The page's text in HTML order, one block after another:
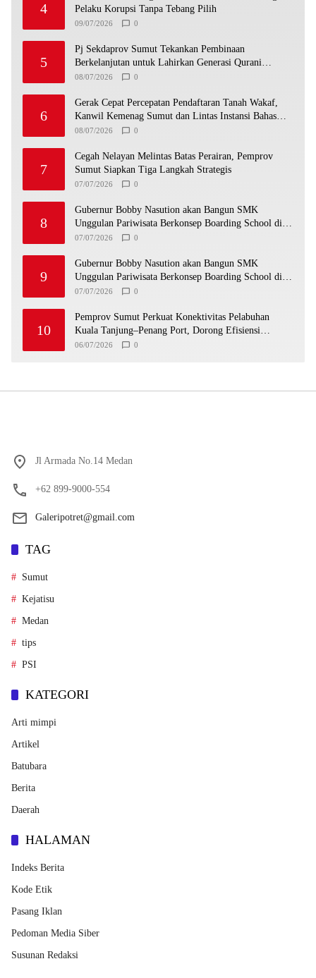
4
Pelaku Korupsi Tanpa Tebang Pilih
09/07/2026 0
5
Pj Sekdaprov Sumut Tekankan Pembinaan
Berkelanjutan untuk Lahirkan Generasi Qurani
Berkarakter
08/07/2026 0
6
Gerak Cepat Percepatan Pendaftaran Tanah Wakaf,
Kanwil Kemenag Sumut dan Lintas Instansi Bahas
Draf MoU
08/07/2026 0
7
Cegah Nelayan Melintas Batas Perairan, Pemprov
Sumut Siapkan Tiga Langkah Strategis
07/07/2026 0
8
Gubernur Bobby Nasution akan Bangun SMK
Unggulan Pariwisata Berkonsep Boarding School di
Samosir
07/07/2026 0
9
Gubernur Bobby Nasution akan Bangun SMK
Unggulan Pariwisata Berkonsep Boarding School di
Samosir
07/07/2026 0
10
Pemprov Sumut Perkuat Konektivitas Pelabuhan
Kuala Tanjung–Penang Port, Dorong Efisiensi
Logistik dan Daya Saing Ekonomi
06/07/2026 0
Jl Armada No.14 Medan
+62 899-9000-554
Galeripotret@gmail.com
TAG
Sumut
Kejatisu
Medan
tips
PSI
KATEGORI
Arti mimpi
Artikel
Batubara
Berita
Daerah
HALAMAN
Indeks Berita
Kode Etik
Pasang Iklan
Pedoman Media Siber
Susunan Redaksi